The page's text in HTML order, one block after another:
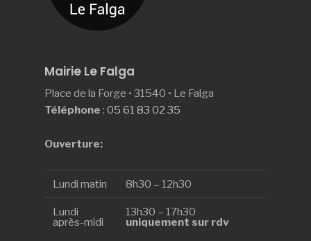
Mairie Le Falga
Place de la Forge • 31540 • Le Falga
Téléphone : 05 61 83 02 35
Ouverture:
Lundi matin 8h30 – 12h30
Lundi
après-midi
13h30 – 17h30
uniquement sur rdv